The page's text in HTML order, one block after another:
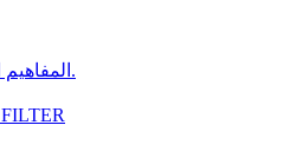
1. ما هو DAX. المفاهيم الأساسية.
3. وظيفة اختيار البيانات FILTER